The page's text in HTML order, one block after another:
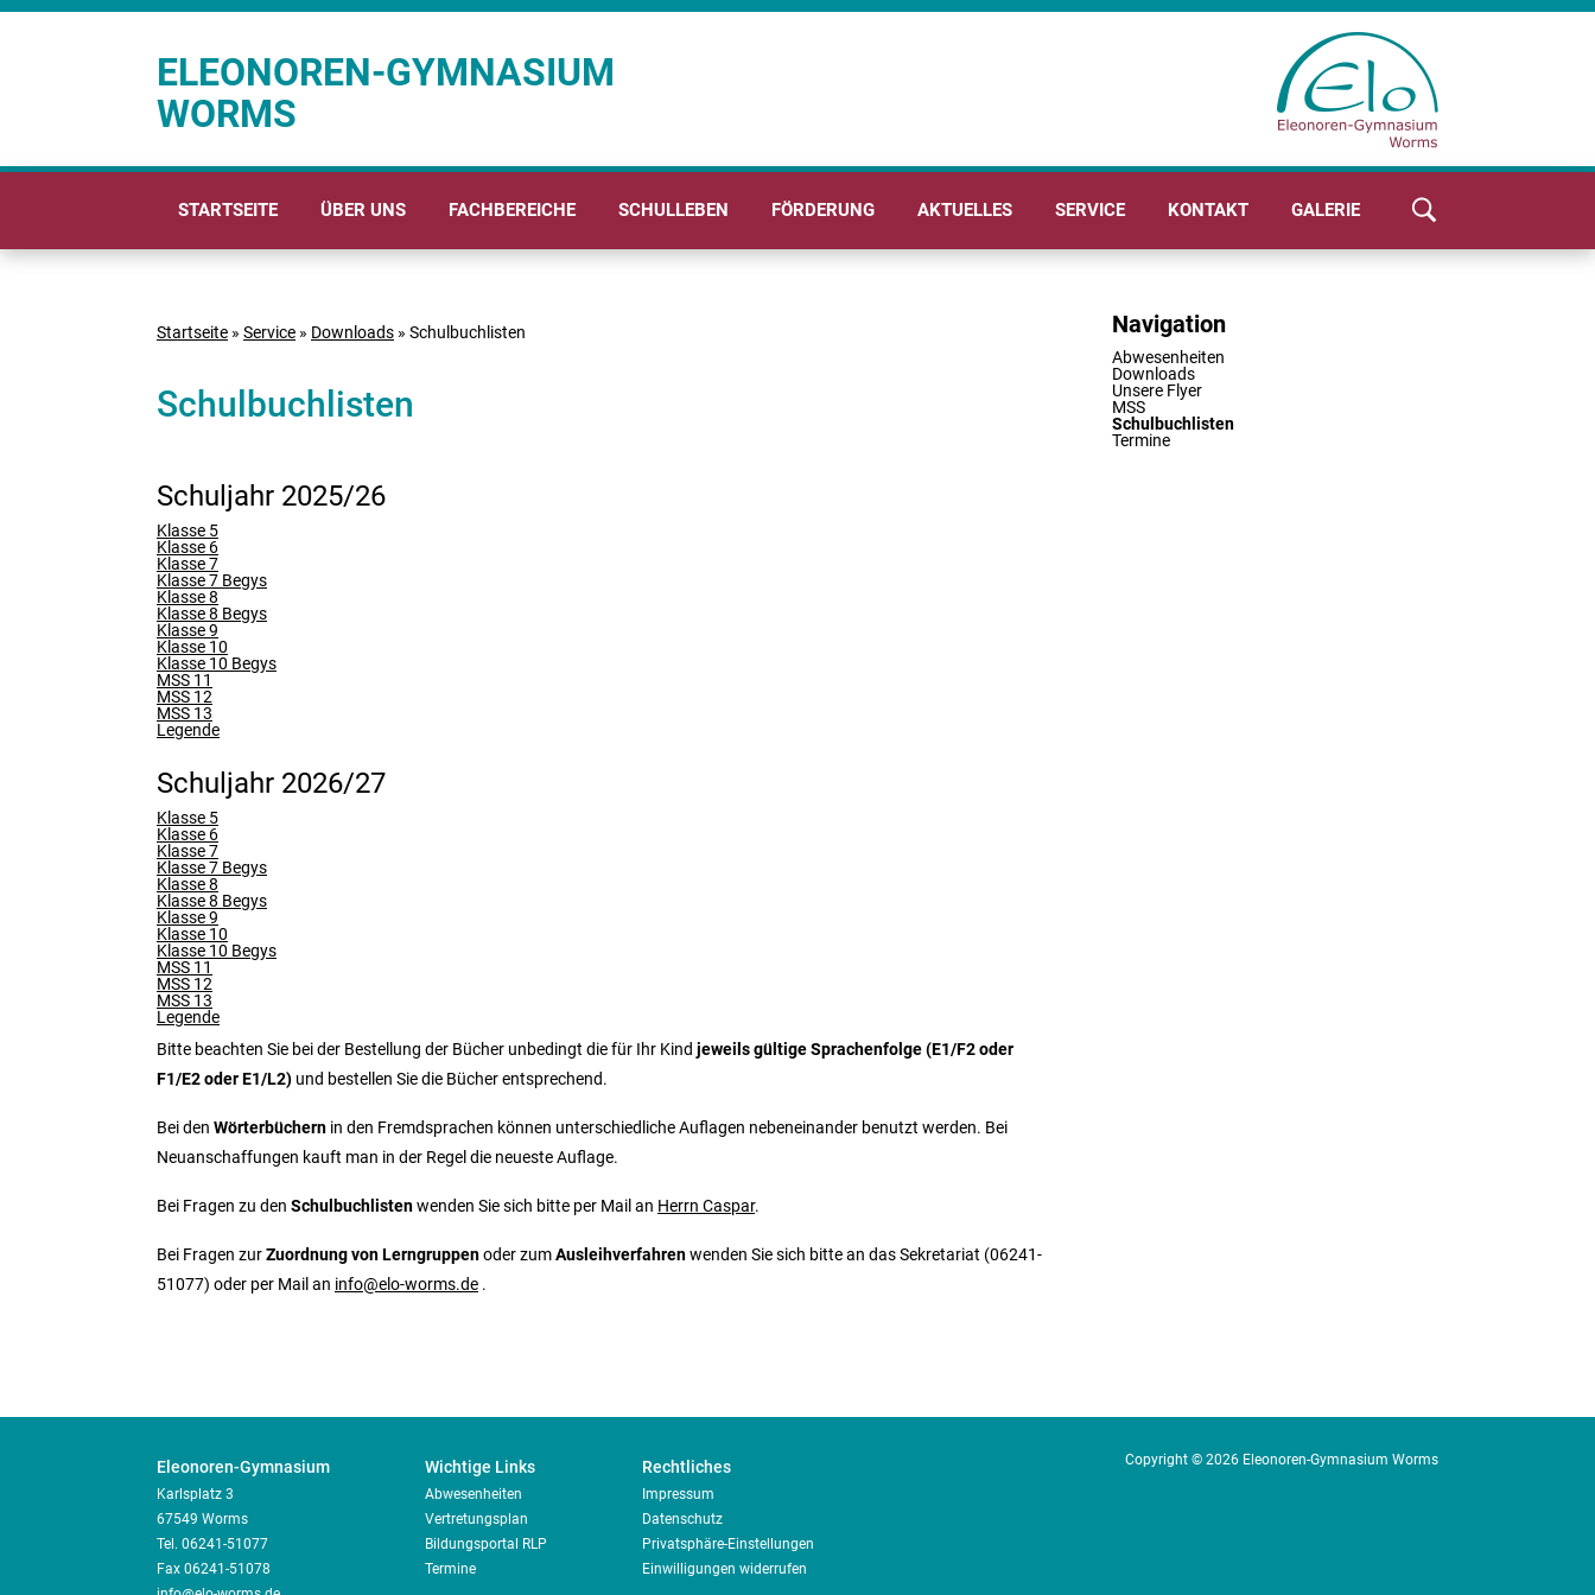
ELEONOREN-GYMNASIUM
WORMS
STARTSEITE ÜBER UNS FACHBEREICHE SCHULLEBEN FÖRDERUNG AKTUELLES SERVICE KONTAKT GALERIE
Startseite » Service » Downloads » Schulbuchlisten
Schulbuchlisten
Schuljahr 2025/26
Klasse 5
Klasse 6
Klasse 7
Klasse 7 Begys
Klasse 8
Klasse 8 Begys
Klasse 9
Klasse 10
Klasse 10 Begys
MSS 11
MSS 12
MSS 13
Legende
Schuljahr 2026/27
Klasse 5
Klasse 6
Klasse 7
Klasse 7 Begys
Klasse 8
Klasse 8 Begys
Klasse 9
Klasse 10
Klasse 10 Begys
MSS 11
MSS 12
MSS 13
Legende
Bitte beachten Sie bei der Bestellung der Bücher unbedingt die für Ihr Kind jeweils gültige Sprachenfolge (E1/F2 oder
F1/E2 oder E1/L2) und bestellen Sie die Bücher entsprechend.
Bei den Wörterbüchern in den Fremdsprachen können unterschiedliche Auflagen nebeneinander benutzt werden. Bei
Neuanschaffungen kauft man in der Regel die neueste Auflage.
Bei Fragen zu den Schulbuchlistenwenden Sie sich bitte per Mail an Herrn Caspar.
Bei Fragen zurZuordnung von Lerngruppenoder zumAusleihverfahrenwenden Sie sich bitte an das Sekretariat (06241-
51077) oder per Mail an info@elo-worms.de .
Navigation
Abwesenheiten
Downloads
Unsere Flyer
MSS
Schulbuchlisten
Termine
Eleonoren-Gymnasium
Karlsplatz 3
67549 Worms
Tel. 06241-51077
Fax 06241-51078
Wichtige Links
Abwesenheiten
Vertretungsplan
Bildungsportal RLP
Termine
Rechtliches
Impressum
Datenschutz
Privatsphäre-Einstellungen
Einwilligungen widerrufen
Copyright © 2026 Eleonoren-Gymnasium Worms